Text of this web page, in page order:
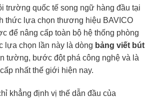
trường quốc tế song ngữ hàng đầu tại
thức lựa chọn thương hiệu BAVICO
để nâng cấp toàn bộ hệ thống phòng
lựa chọn lần này là dòng bảng viết bút
tường, bước đột phá công nghệ và là
nhất thế giới hiện nay.
khẳng định vị thế dẫn đầu của